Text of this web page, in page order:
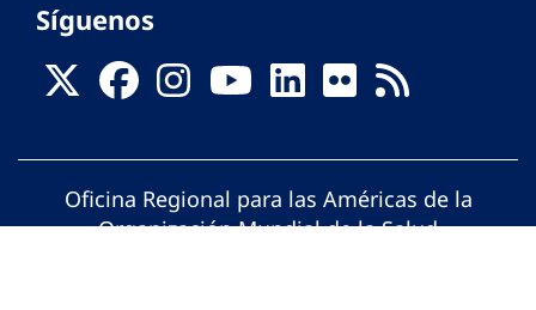
Síguenos
Oficina Regional para las Américas de la
Organización Mundial de la Salud